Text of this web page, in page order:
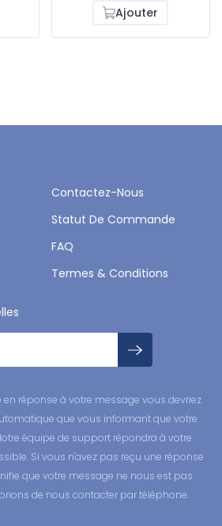
Ajouter
Contactez-Nous
Statut De Commande
FAQ
Termes & Conditions
en réponse à votre message vous devriez
que vous informant que votre
équipe de support répondra à votre
Si vous n'avez pas reçu une réponse
que votre message ne nous est pas
de nous contacter par téléphone.